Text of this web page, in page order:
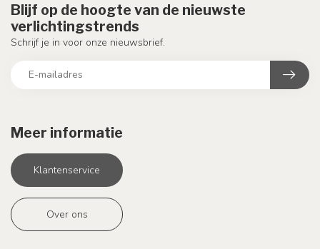
Meer informatie
Klantenservice
Over ons
Blijf op de hoogte van de nieuwste
verlichtingstrends
Schrijf je in voor onze nieuwsbrief.